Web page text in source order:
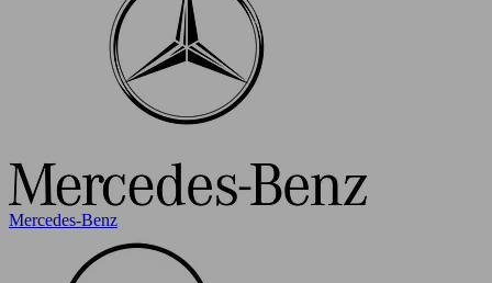
Mercedes-Benz